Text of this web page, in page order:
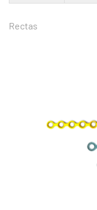
Rectas